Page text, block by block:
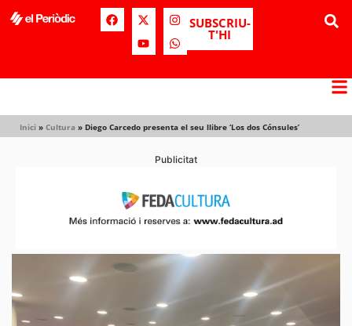
SUBSCRIU-
T'HI
Inici » Cultura » Diego Carcedo presenta el seu llibre ‘Los dos Cónsules’
Publicitat